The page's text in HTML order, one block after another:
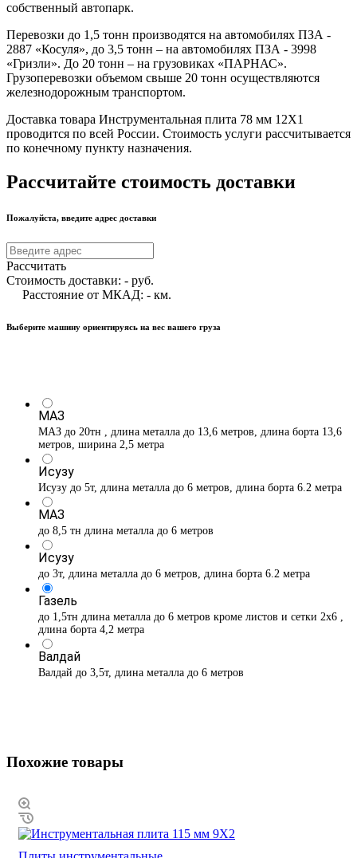
собственный автопарк.
Перевозки до 1,5 тонн производятся на автомобилях ПЗА -
2887 «Косуля», до 3,5 тонн – на автомобилях ПЗА - 3998
«Гризли». До 20 тонн – на грузовиках «ПАРНАС».
Грузоперевозки объемом свыше 20 тонн осуществляются
железнодорожным транспортом.
Доставка товара Инструментальная плита 78 мм 12Х1
проводится по всей России. Стоимость услуги рассчитывается
по конечному пункту назначения.
Рассчитайте стоимость доставки
Пожалуйста, введите адрес доставки
Рассчитать
Стоимость доставки: - руб.
Расстояние от МКАД: - км.
Выберите машину ориентируясь на вес вашего груза
МАЗ
МАЗ до 20тн , длина металла до 13,6 метров, длина борта 13,6
метров, ширина 2,5 метра
Исузу
Исузу до 5т, длина металла до 6 метров, длина борта 6.2 метра
МАЗ
до 8,5 тн длина металла до 6 метров
Исузу
до 3т, длина металла до 6 метров, длина борта 6.2 метра
Газель
до 1,5тн длина металла до 6 метров кроме листов и сетки 2х6 ,
длина борта 4,2 метра
Валдай
Валдай до 3,5т, длина металла до 6 метров
Похожие товары